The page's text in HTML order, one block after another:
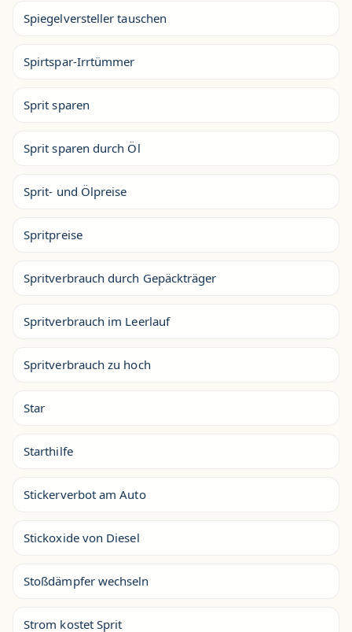
Spiegelversteller tauschen
Spirtspar-Irrtümmer
Sprit sparen
Sprit sparen durch Öl
Sprit- und Ölpreise
Spritpreise
Spritverbrauch durch Gepäckträger
Spritverbrauch im Leerlauf
Spritverbrauch zu hoch
Star
Starthilfe
Stickerverbot am Auto
Stickoxide von Diesel
Stoßdämpfer wechseln
Strom kostet Sprit